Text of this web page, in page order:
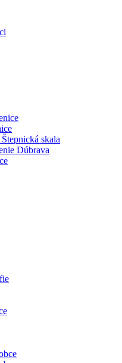
skala
Dúbrava